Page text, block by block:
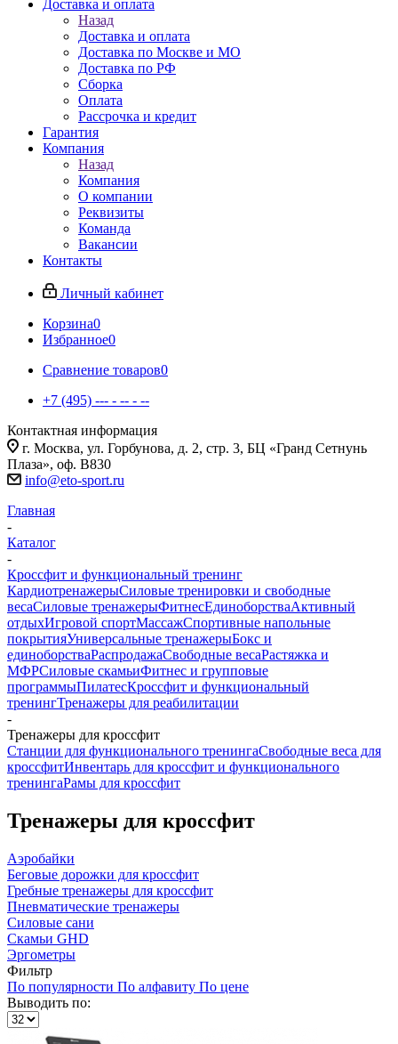
Доставка и оплата
Назад
Доставка и оплата
Доставка по Москве и МО
Доставка по РФ
Сборка
Оплата
Рассрочка и кредит
Гарантия
Компания
Назад
Компания
О компании
Реквизиты
Команда
Вакансии
Контакты
Личный кабинет
Корзина0
Избранное0
Сравнение товаров0
+7 (495) --- - -- - --
Контактная информация
г. Москва, ул. Горбунова, д. 2, стр. 3, БЦ «Гранд Сетнунь
Плаза», оф. В830
info@eto-sport.ru
Главная
-
Каталог
-
Кроссфит и функциональный тренинг
КардиотренажерыСиловые тренировки и свободные
весаСиловые тренажерыФитнесЕдиноборстваАктивный
отдыхИгровой спортМассажСпортивные напольные
покрытияУниверсальные тренажерыБокс и
единоборстваРаспродажаСвободные весаРастяжка и
МФРСиловые скамьиФитнес и групповые
программыПилатесКроссфит и функциональный
тренингТренажеры для реабилитации
-
Тренажеры для кроссфит
Станции для функционального тренингаСвободные веса для
кроссфитИнвентарь для кроссфит и функционального
тренингаРамы для кроссфит
Тренажеры для кроссфит
Аэробайки
Беговые дорожки для кроссфит
Гребные тренажеры для кроссфит
Пневматические тренажеры
Силовые сани
Скамьи GHD
Эргометры
Фильтр
По популярности По алфавиту По цене
Выводить по: